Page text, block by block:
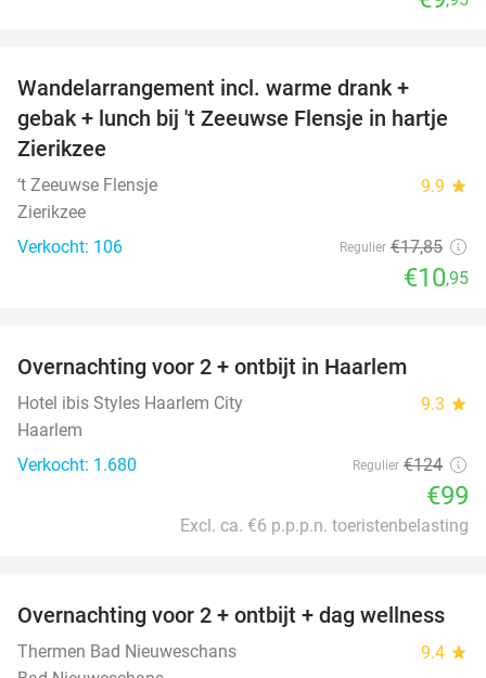
Wandelarrangement incl. warme drank +
gebak + lunch bij 't Zeeuwse Flensje in hartje
Zierikzee
‘t Zeeuwse Flensje 9.9 star
Zierikzee
Verkocht: 106
Regulier €17,85
€10,95
Overnachting voor 2 + ontbijt in Haarlem
Hotel ibis Styles Haarlem City 9.3 star
Haarlem
Verkocht: 1.680
Regulier €124
€99
Excl. ca. €6 p.p.p.n. toeristenbelasting
47%
Overnachting voor 2 + ontbijt + dag wellness
Thermen Bad Nieuweschans 9.4 star